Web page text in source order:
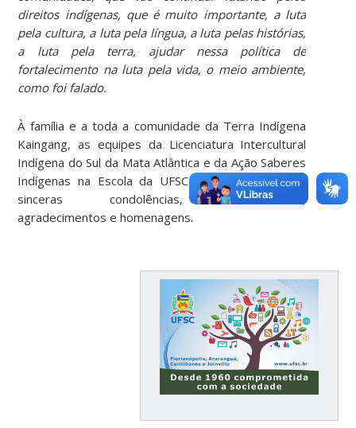
direitos indígenas, que é muito importante, a luta
pela cultura, a luta pela língua, a luta pelas histórias,
a luta pela terra, ajudar nessa política de
fortalecimento na luta pela vida, o meio ambiente,
como foi falado.
À família e a toda a comunidade da Terra Indígena
Kaingang, as equipes da Licenciatura Intercultural
Indígena do Sul da Mata Atlântica e da Ação Saberes
Indígenas na Escola da UFSC prestam suas mais
sinceras condolências, solidariedade,
agradecimentos e homenagens.